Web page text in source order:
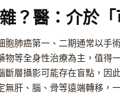
？醫：介於
胞肺癌第一、二期通常以
物等全身性治療為主，值得
斷層攝影可能存在盲點，因
無肝、腦、骨等遠端轉移，